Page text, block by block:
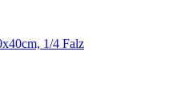
1/4 Falz